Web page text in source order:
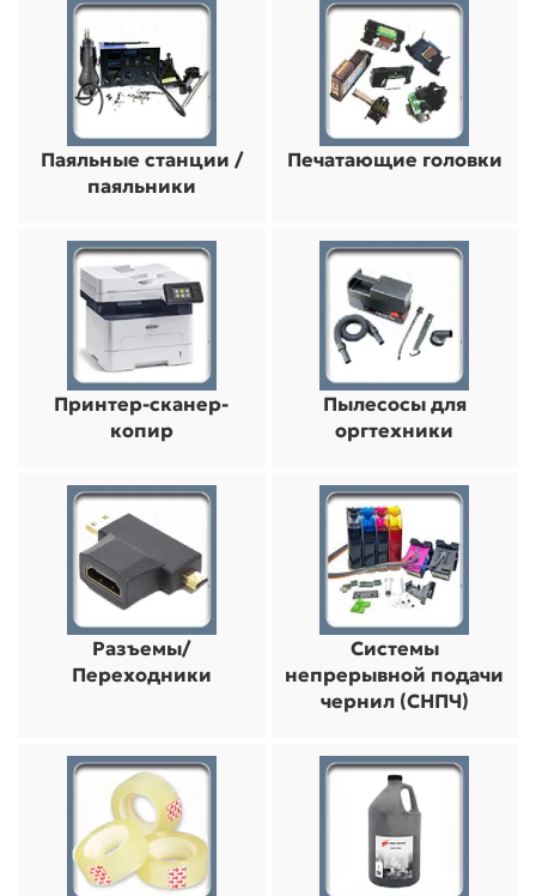
Паяльные станции /
паяльники
Печатающие головки
Принтер-сканер-
копир
Пылесосы для
оргтехники
Разъемы/
Переходники
Системы
непрерывной подачи
чернил (СНПЧ)